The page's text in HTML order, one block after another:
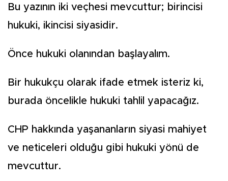
Bu yazının iki veçhesi mevcuttur; birincisi
hukuki, ikincisi siyasidir.
Önce hukuki olanından başlayalım.
Bir hukukçu olarak ifade etmek isteriz ki,
burada öncelikle hukuki tahlil yapacağız.
CHP hakkında yaşananların siyasi mahiyet
ve neticeleri olduğu gibi hukuki yönü de
mevcuttur.